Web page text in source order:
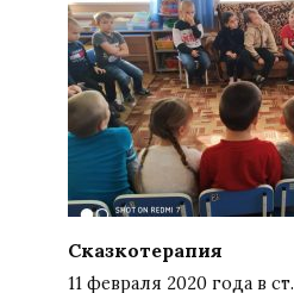
Сказкотерапия
11 февраля 2020 года в ст.